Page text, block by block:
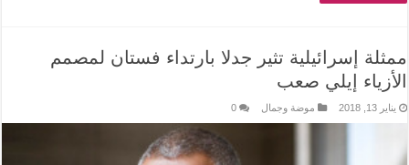
ممثلة إسرائيلية تثير جدلا بارتداء فستان لمصمم
الأزياء إيلي صعب
يناير 13, 2018 موضة وجمال 0